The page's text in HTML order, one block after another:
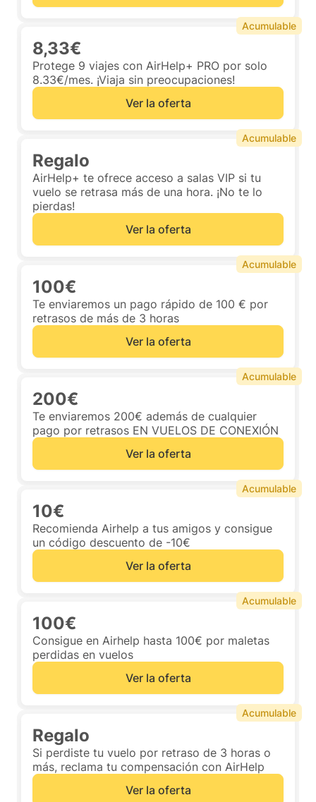
8,33€
Protege 9 viajes con AirHelp+ PRO por solo
8.33€/mes. ¡Viaja sin preocupaciones!
Ver la oferta
Acumulable
Regalo
AirHelp+ te ofrece acceso a salas VIP si tu
vuelo se retrasa más de una hora. ¡No te lo
pierdas!
Ver la oferta
Acumulable
100€
Te enviaremos un pago rápido de 100 € por
retrasos de más de 3 horas
Ver la oferta
Acumulable
200€
Te enviaremos 200€ además de cualquier
pago por retrasos EN VUELOS DE CONEXIÓN
Ver la oferta
Acumulable
10€
Recomienda Airhelp a tus amigos y consigue
un código descuento de -10€
Ver la oferta
Acumulable
100€
Consigue en Airhelp hasta 100€ por maletas
perdidas en vuelos
Ver la oferta
Acumulable
Regalo
Si perdiste tu vuelo por retraso de 3 horas o
más, reclama tu compensación con AirHelp
Ver la oferta
Acumulable